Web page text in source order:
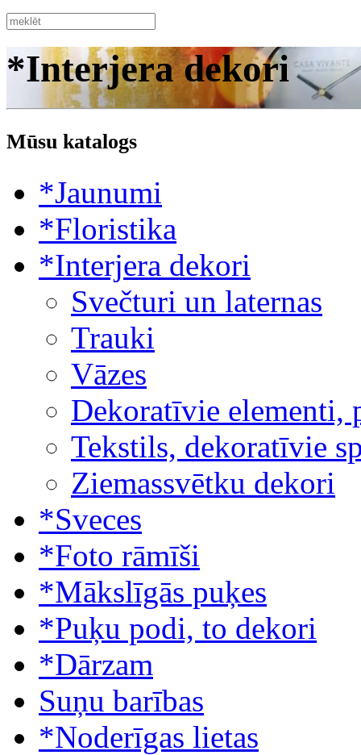
*Interjera dekori
Mūsu katalogs
*Jaunumi
*Floristika
*Interjera dekori
Svečturi un laternas
Trauki
Vāzes
Dekoratīvie elementi,
Tekstils, dekoratīvie
Ziemassvētku dekori
*Sveces
*Foto rāmīši
*Mākslīgās puķes
*Puķu podi, to dekori
*Dārzam
Suņu barības
*Noderīgas lietas